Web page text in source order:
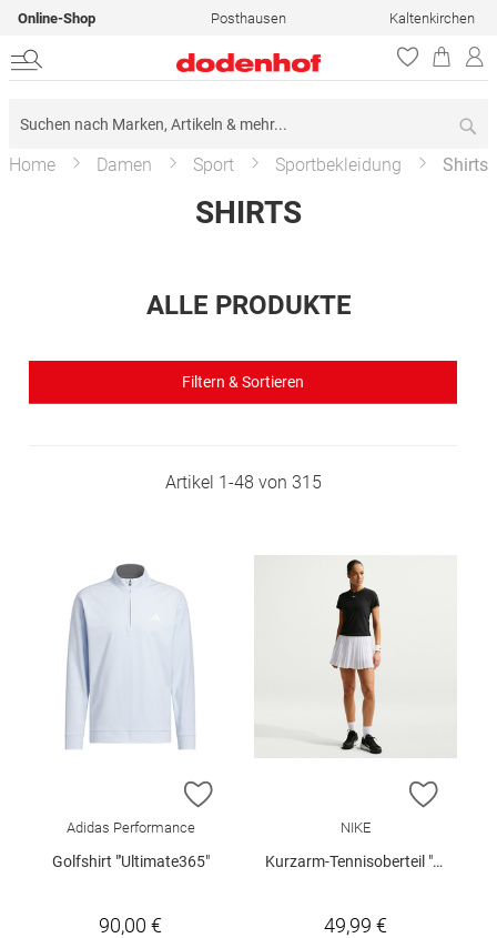
Online-Shop Posthausen Kaltenkirchen
Home Damen Sport Sportbekleidung Shirts
SHIRTS
ALLE PRODUKTE
Filtern & Sortieren
Artikel 1-48 von 315
ZUR WUNSCHLISTE HINZUFÜGEN
Adidas Performance
Golfshirt "'Ultimate365"
90,00 €
ZUR
NIKE
Kurzarm-Tennisoberteil "Nike Victory"
49,99 €